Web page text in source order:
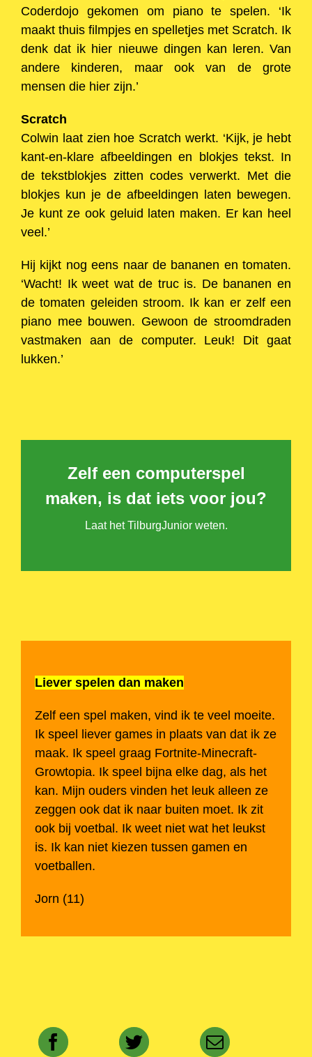
Coderdojo gekomen om piano te spelen. ‘Ik
maakt thuis filmpjes en spelletjes met Scratch. Ik
denk dat ik hier nieuwe dingen kan leren. Van
andere kinderen, maar ook van de grote
mensen die hier zijn.’
Scratch
Colwin laat zien hoe Scratch werkt. ‘Kijk, je hebt
kant-en-klare afbeeldingen en blokjes tekst. In
de tekstblokjes zitten codes verwerkt. Met die
blokjes kun je de afbeeldingen laten bewegen.
Je kunt ze ook geluid laten maken. Er kan heel
veel.’
Hij kijkt nog eens naar de bananen en tomaten.
‘Wacht! Ik weet wat de truc is. De bananen en
de tomaten geleiden stroom. Ik kan er zelf een
piano mee bouwen. Gewoon de stroomdraden
vastmaken aan de computer. Leuk! Dit gaat
lukken.’
Zelf een computerspel
maken, is dat iets voor jou?
Laat het TilburgJunior weten.
Liever spelen dan maken
Zelf een spel maken, vind ik te veel moeite.
Ik speel liever games in plaats van dat ik ze
maak. Ik speel graag Fortnite-Minecraft-
Growtopia. Ik speel bijna elke dag, als het
kan. Mijn ouders vinden het leuk alleen ze
zeggen ook dat ik naar buiten moet. Ik zit
ook bij voetbal. Ik weet niet wat het leukst
is. Ik kan niet kiezen tussen gamen en
voetballen.
Jorn (11)